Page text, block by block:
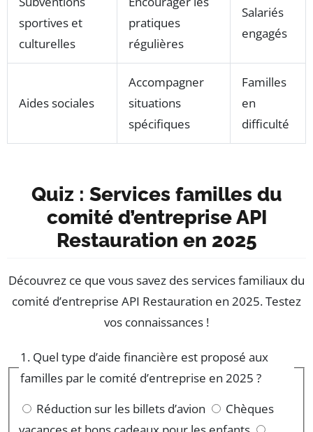
sportives et
culturelles
pratiques
régulières
Salariés
engagés
Aides sociales
Accompagner
situations
spécifiques
Familles
en
difficulté
Quiz : Services familles du
comité d’entreprise API
Restauration en 2025
Découvrez ce que vous savez des services familiaux du
comité d’entreprise API Restauration en 2025. Testez
vos connaissances !
1. Quel type d’aide financière est proposé aux
familles par le comité d’entreprise en 2025 ?
Réduction sur les billets d’avion
Chèques